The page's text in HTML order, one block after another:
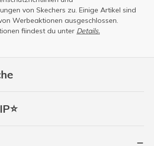
von Skechers zu. Einige Artikel sind
Werbeaktionen ausgeschlossen.
fiindest du unter Details.